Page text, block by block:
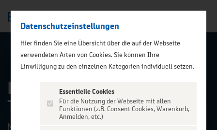
ALLE EVENTS
Bird's View - Above Chaos
Tour
Mit ihrem kommenden Album „Above Chaos“
Datenschutzeinstellungen
Hier finden Sie eine Übersicht über die auf der Webseite
verwendeten Arten von Cookies. Sie können Ihre
Einwilligung zu den einzelnen Kategorien individuell setzen.
Essentielle Cookies
Für die Nutzung der Webseite mit allen
Funktionen (z.B. Consent Cookies, Warenkorb,
Anmelden, etc.)